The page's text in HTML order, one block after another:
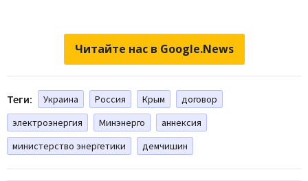
Читайте нас в Google.News
Теги: Украина Россия Крым
договор
электроэнергия
Минэнерго
аннексия
министерство энергетики
демчишин